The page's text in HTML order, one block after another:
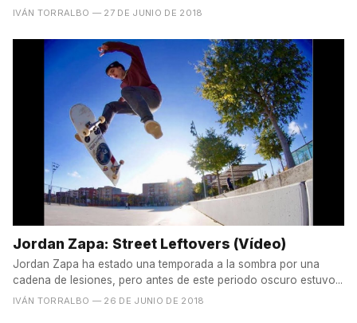
IVÁN TORRALBO — 27 DE JUNIO DE 2018
Jordan Zapa: Street Leftovers (Vídeo)
Jordan Zapa ha estado una temporada a la sombra por una
cadena de lesiones, pero antes de este periodo oscuro estuvo...
IVÁN TORRALBO — 26 DE JUNIO DE 2018